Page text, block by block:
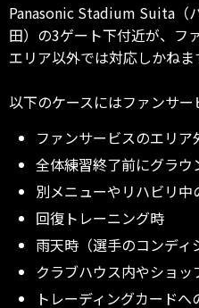
Panasonic Stadium Suita（
田）の3ゲート下付近が、フ
エリア以外では対応しかねま
以下のケースにはファンサー
ファンサービスのエリア
全体練習終了前にグラウ
別メニューやリハビリ中
回復トレーニング時
雨天時（選手のコンディ
クラブハウス内やショッ
トレーディングカード